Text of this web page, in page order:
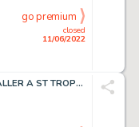
closed
11/06/2022
go premium
« S'IL VOUS PLAIT, POUR ALLER A ST TROPEZ ? » Encre...